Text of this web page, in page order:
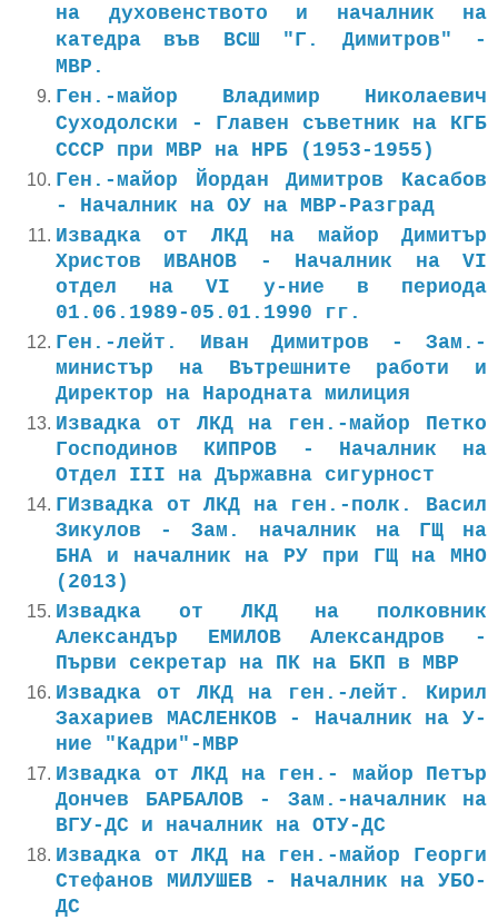
на духовенството и началник на
катедра във ВСШ "Г. Димитров" -
МВР.
Ген.-майор Владимир Николаевич
Суходолски - Главен съветник на КГБ
СССР при МВР на НРБ (1953-1955)
Ген.-майор Йордан Димитров Касабов
- Началник на ОУ на МВР-Разград
Извадка от ЛКД на майор Димитър
Христов ИВАНОВ - Началник на VI
отдел на VI у-ние в периода
01.06.1989-05.01.1990 гг.
Ген.-лейт. Иван Димитров - Зам.-
министър на Вътрешните работи и
Директор на Народната милиция
Извадка от ЛКД на ген.-майор Петко
Господинов КИПРОВ - Началник на
Отдел III на Държавна сигурност
ГИзвадка от ЛКД на ген.-полк. Васил
Зикулов - Зам. началник на ГЩ на
БНА и началник на РУ при ГЩ на МНО
(2013)
Извадка от ЛКД на полковник
Александър ЕМИЛОВ Александров -
Първи секретар на ПК на БКП в МВР
Извадка от ЛКД на ген.-лейт. Кирил
Захариев МАСЛЕНКОВ - Началник на У-
ние "Кадри"-МВР
Извадка от ЛКД на ген.- майор Петър
Дончев БАРБАЛОВ - Зам.-началник на
ВГУ-ДС и началник на ОТУ-ДС
Извадка от ЛКД на ген.-майор Георги
Стефанов МИЛУШЕВ - Началник на УБО-
ДС